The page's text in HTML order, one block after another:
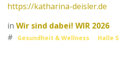
https://katharina-deisler.de
in Wir sind dabei! WIR 2026
#
Gesundheit & Wellness Halle S